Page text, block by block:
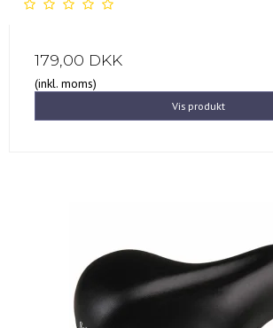
179,00 DKK
(inkl. moms)
Vis produkt